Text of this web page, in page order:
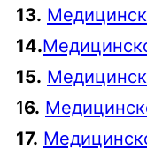
13.
14.
15.
16.
17.